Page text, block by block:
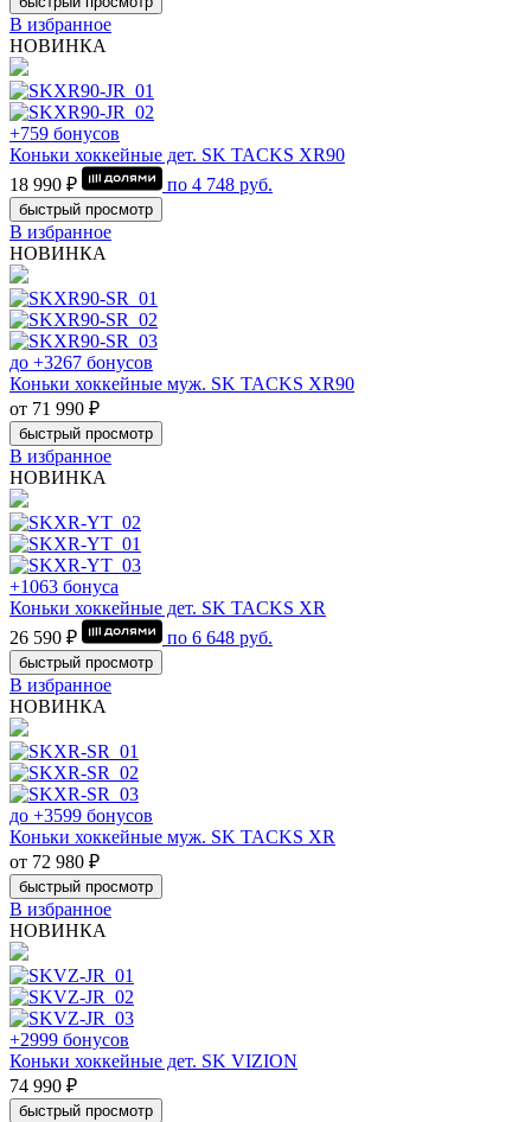
В избранное
НОВИНКА
+759 бонусов
Коньки хоккейные дет. SK TACKS XR90
18 990 ₽
по 4 748 руб.
быстрый просмотр
В избранное
НОВИНКА
до +3267 бонусов
Коньки хоккейные муж. SK TACKS XR90
от 71 990 ₽
быстрый просмотр
В избранное
НОВИНКА
+1063 бонуса
Коньки хоккейные дет. SK TACKS XR
26 590 ₽
по 6 648 руб.
быстрый просмотр
В избранное
НОВИНКА
до +3599 бонусов
Коньки хоккейные муж. SK TACKS XR
от 72 980 ₽
быстрый просмотр
В избранное
НОВИНКА
+2999 бонусов
Коньки хоккейные дет. SK VIZION
74 990 ₽
быстрый просмотр